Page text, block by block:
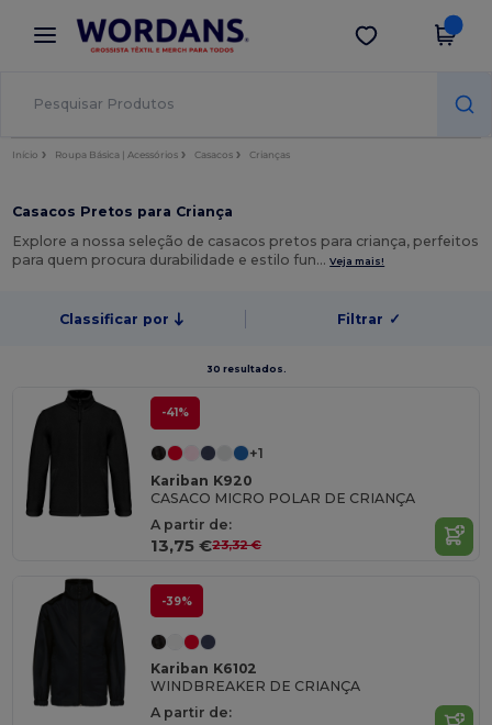
× App Wordans
Melhores preços na app!
Obter app
Início Roupa Básica | Acessórios Casacos Crianças
Casacos Pretos para Criança
Explore a nossa seleção de casacos pretos para criança, perfeitos
para quem procura durabilidade e estilo fun…Veja mais!
Classificar por Filtrar ✓
30 resultados.
-41%
+1
Kariban K920
CASACO MICRO POLAR DE CRIANÇA
A partir de:
13,75 €23,32 €
-39%
Kariban K6102
WINDBREAKER DE CRIANÇA
A partir de: